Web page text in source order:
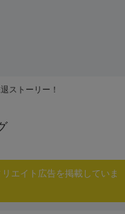
ストーリー！
エイト広告を掲載していま